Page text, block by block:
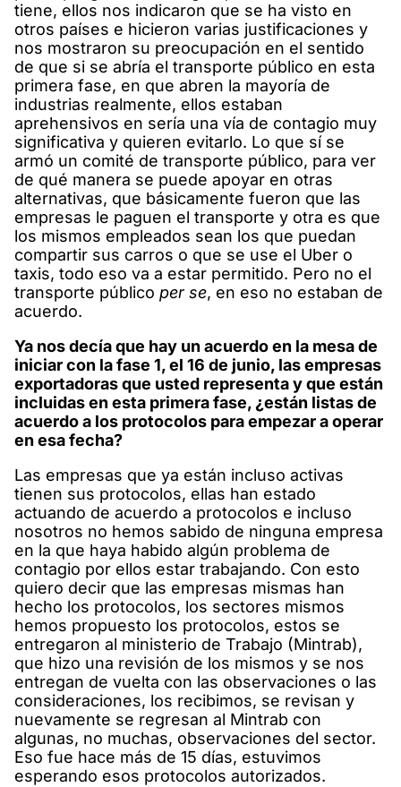
tiene, ellos nos indicaron que se ha visto en
otros países e hicieron varias justificaciones y
nos mostraron su preocupación en el sentido
de que si se abría el transporte público en esta
primera fase, en que abren la mayoría de
industrias realmente, ellos estaban
aprehensivos en sería una vía de contagio muy
significativa y quieren evitarlo. Lo que sí se
armó un comité de transporte público, para ver
de qué manera se puede apoyar en otras
alternativas, que básicamente fueron que las
empresas le paguen el transporte y otra es que
los mismos empleados sean los que puedan
compartir sus carros o que se use el Uber o
taxis, todo eso va a estar permitido. Pero no el
transporte público per se, en eso no estaban de
acuerdo.
Ya nos decía que hay un acuerdo en la mesa de
iniciar con la fase 1, el 16 de junio, las empresas
exportadoras que usted representa y que están
incluidas en esta primera fase, ¿están listas de
acuerdo a los protocolos para empezar a operar
en esa fecha?
Las empresas que ya están incluso activas
tienen sus protocolos, ellas han estado
actuando de acuerdo a protocolos e incluso
nosotros no hemos sabido de ninguna empresa
en la que haya habido algún problema de
contagio por ellos estar trabajando. Con esto
quiero decir que las empresas mismas han
hecho los protocolos, los sectores mismos
hemos propuesto los protocolos, estos se
entregaron al ministerio de Trabajo (Mintrab),
que hizo una revisión de los mismos y se nos
entregan de vuelta con las observaciones o las
consideraciones, los recibimos, se revisan y
nuevamente se regresan al Mintrab con
algunas, no muchas, observaciones del sector.
Eso fue hace más de 15 días, estuvimos
esperando esos protocolos autorizados.